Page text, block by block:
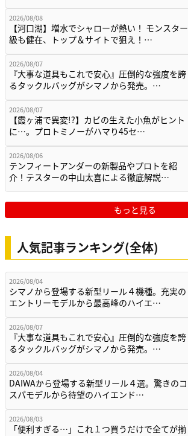
2026/08/08
【河口湖】増水でシャローが熱い！ モンスター
級も健在、トップ＆サイトで狙え！…
2026/08/07
『大事な道具もこれで安心』圧倒的な強度を誇
るタックルバッグがシマノから発売。…
2026/08/07
【霞ヶ浦で異変!?】カビの生えた小魚がヒント
に…。プロトミノーがハマり45セ…
2026/08/06
テンフィートアンダーの新製品やプロトを紹
介！テスターの中山太喜による徹底解説…
もっと見る
人気記事ランキング(全体)
2026/08/04
シマノから登場する新型リール４機種。充実の
エントリーモデルから最高峰のハイエ…
2026/08/07
『大事な道具もこれで安心』圧倒的な強度を誇
るタックルバッグがシマノから発売。…
2026/08/04
DAIWAから登場する新型リール４選。驚きのコ
スパモデルから待望のハイエンド…
2026/08/03
「便利すぎる…」これ１つ買うだけで全てが揃